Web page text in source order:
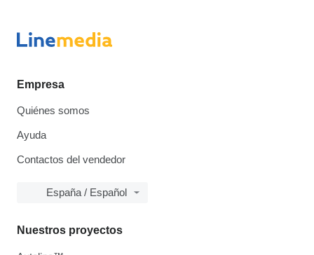
Empresa
Quiénes somos
Ayuda
Contactos del vendedor
España / Español
Nuestros proyectos